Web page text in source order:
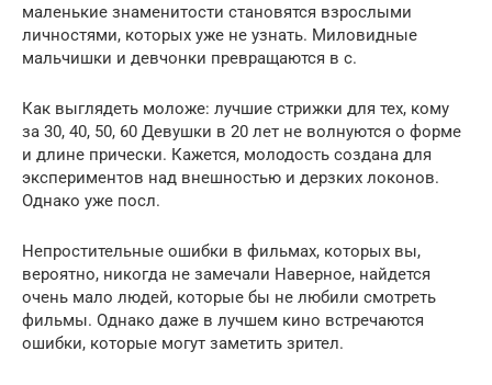
маленькие знаменитости становятся взрослыми
личностями, которых уже не узнать. Миловидные
мальчишки и девчонки превращаются в с.
Как выглядеть моложе: лучшие стрижки для тех, кому
за 30, 40, 50, 60 Девушки в 20 лет не волнуются о форме
и длине прически. Кажется, молодость создана для
экспериментов над внешностью и дерзких локонов.
Однако уже посл.
Непростительные ошибки в фильмах, которых вы,
вероятно, никогда не замечали Наверное, найдется
очень мало людей, которые бы не любили смотреть
фильмы. Однако даже в лучшем кино встречаются
ошибки, которые могут заметить зрител.